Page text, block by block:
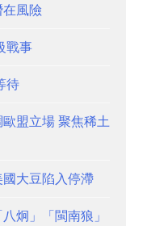
風險
戰事
待
盟立場 聚焦稀土
大豆陷入停滯
炯」「閩南狼」